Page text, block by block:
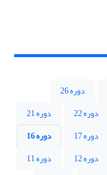
دوره 26
دوره 22
دوره 21
دوره 17
دوره 16
دوره 12
دوره 11